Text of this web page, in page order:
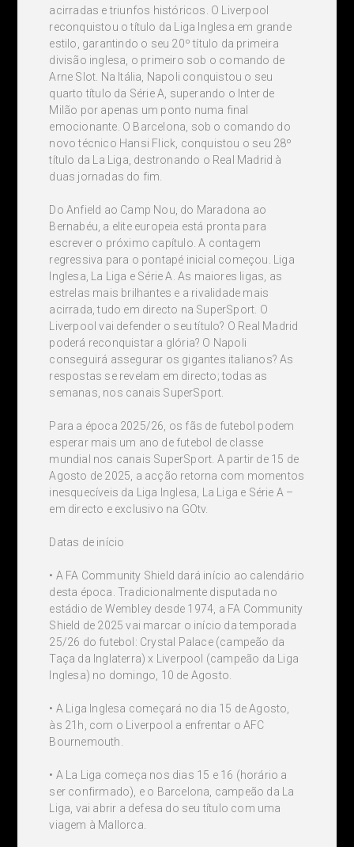
acirradas e triunfos históricos. O Liverpool
reconquistou o título da Liga Inglesa em grande
estilo, garantindo o seu 20º título da primeira
divisão inglesa, o primeiro sob o comando de
Arne Slot. Na Itália, Napoli conquistou o seu
quarto título da Série A, superando o Inter de
Milão por apenas um ponto numa final
emocionante. O Barcelona, sob o comando do
novo técnico Hansi Flick, conquistou o seu 28º
título da La Liga, destronando o Real Madrid à
duas jornadas do fim.
Do Anfield ao Camp Nou, do Maradona ao
Bernabéu, a elite europeia está pronta para
escrever o próximo capítulo. A contagem
regressiva para o pontapé inicial começou. Liga
Inglesa, La Liga e Série A. As maiores ligas, as
estrelas mais brilhantes e a rivalidade mais
acirrada, tudo em directo na SuperSport. O
Liverpool vai defender o seu título? O Real Madrid
poderá reconquistar a glória? O Napoli
conseguirá assegurar os gigantes italianos? As
respostas se revelam em directo; todas as
semanas, nos canais SuperSport.
Para a época 2025/26, os fãs de futebol podem
esperar mais um ano de futebol de classe
mundial nos canais SuperSport. A partir de 15 de
Agosto de 2025, a acção retorna com momentos
inesquecíveis da Liga Inglesa, La Liga e Série A –
em directo e exclusivo na GOtv.
Datas de início
• A FA Community Shield dará início ao calendário
desta época. Tradicionalmente disputada no
estádio de Wembley desde 1974, a FA Community
Shield de 2025 vai marcar o início da temporada
25/26 do futebol: Crystal Palace (campeão da
Taça da Inglaterra) x Liverpool (campeão da Liga
Inglesa) no domingo, 10 de Agosto.
• A Liga Inglesa começará no dia 15 de Agosto,
às 21h, com o Liverpool a enfrentar o AFC
Bournemouth.
• A La Liga começa nos dias 15 e 16 (horário a
ser confirmado), e o Barcelona, campeão da La
Liga, vai abrir a defesa do seu título com uma
viagem à Mallorca.